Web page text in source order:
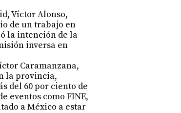
Víctor Alonso,
de un trabajo en
la intención de la
inversa en
Caramanzana,
la provincia,
del 60 por ciento de
eventos como FINE,
a México a estar